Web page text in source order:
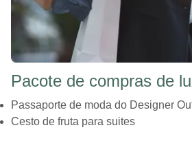
Pacote de compras de
Passaporte de moda do Designer
Cesto de fruta para suites